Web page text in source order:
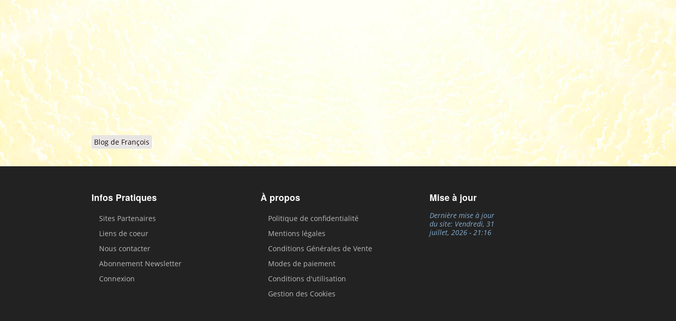
Blog de François
Infos Pratiques
Sites Partenaires
Liens de coeur
Nous contacter
Abonnement Newsletter
Connexion
À propos
Politique de confidentialité
Mentions légales
Conditions Générales de Vente
Modes de paiement
Conditions d'utilisation
Gestion des Cookies
Mise à jour
Dernière mise à jour
du site: Vendredi, 31
juillet, 2026 - 21:16